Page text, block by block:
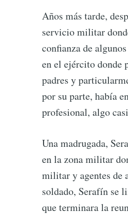
Años más tarde,
servicio militar
confianza de
en el ejército donde
padres y
por su parte, había
profesional, algo
Una madrugada,
en la zona militar
militar y agentes de
soldado, Serafín se
que terminara la